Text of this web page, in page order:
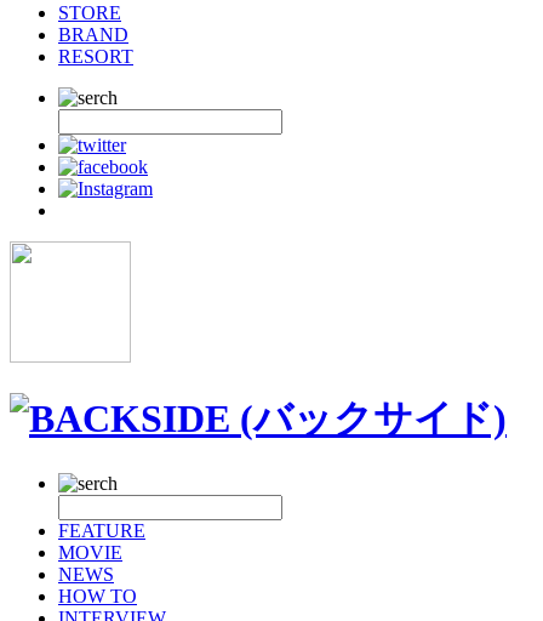
STORE
BRAND
RESORT
FEATURE
MOVIE
NEWS
HOW TO